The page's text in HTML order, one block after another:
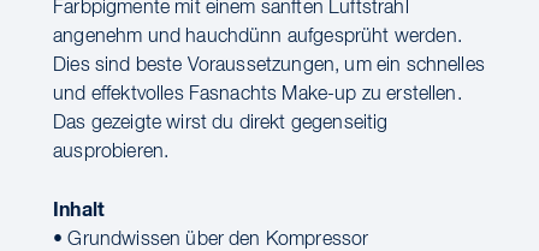
Farbpigmente mit einem sanften Luftstrahl
angenehm und hauchdünn aufgesprüht werden.
Dies sind beste Voraussetzungen, um ein schnelles
und effektvolles Fasnachts Make-up zu erstellen.
Das gezeigte wirst du direkt gegenseitig
ausprobieren.
Inhalt
• Grundwissen über den Kompressor